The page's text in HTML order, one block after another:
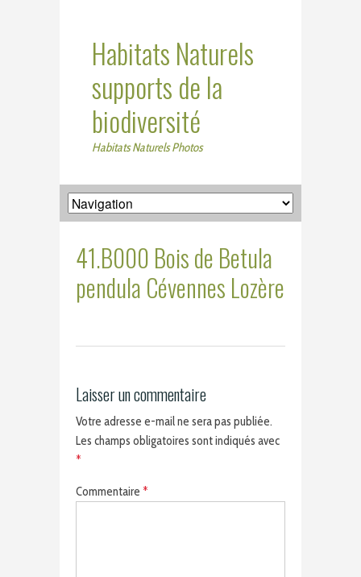
Habitats Naturels
supports de la
biodiversité
Habitats Naturels Photos
41.B000 Bois de Betula
pendula Cévennes Lozère
Laisser un commentaire
Votre adresse e-mail ne sera pas publiée.
Les champs obligatoires sont indiqués avec
*
Commentaire *